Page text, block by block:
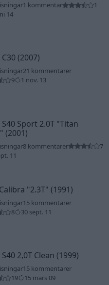
1 kommentar
1
14
(2007)
21 kommentarer
9
1 nov. 13
Sport 2.0T "Titan
(2001)
8 kommentarer
7
11
"2.3T" (1991)
15 kommentarer
8
30 sept. 11
2,0T Clean (1999)
15 kommentarer
19
15 mars 09